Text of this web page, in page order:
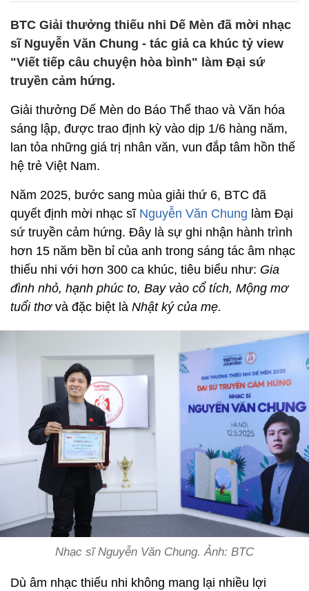
BTC Giải thưởng thiếu nhi Dế Mèn đã mời nhạc
sĩ Nguyễn Văn Chung - tác giả ca khúc tỷ view
"Viết tiếp câu chuyện hòa bình" làm Đại sứ
truyền cảm hứng.
Giải thưởng Dế Mèn do Báo Thể thao và Văn hóa
sáng lập, được trao định kỳ vào dịp 1/6 hàng năm,
lan tỏa những giá trị nhân văn, vun đắp tâm hồn thế
hệ trẻ Việt Nam.
Năm 2025, bước sang mùa giải thứ 6, BTC đã
quyết định mời nhạc sĩ Nguyễn Văn Chung làm Đại
sứ truyền cảm hứng. Đây là sự ghi nhận hành trình
hơn 15 năm bền bỉ của anh trong sáng tác âm nhạc
thiếu nhi với hơn 300 ca khúc, tiêu biểu như: Gia
đình nhỏ, hạnh phúc to, Bay vào cổ tích, Mộng mơ
tuổi thơvà đặc biệt là Nhật ký của mẹ.
Nhạc sĩ Nguyễn Văn Chung. Ảnh: BTC
Dù âm nhạc thiếu nhi không mang lại nhiều lợi